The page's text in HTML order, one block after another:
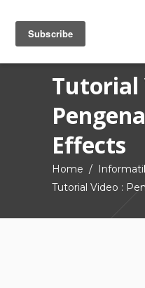
Tutorial
Effects
Home /
Tutorial Video :